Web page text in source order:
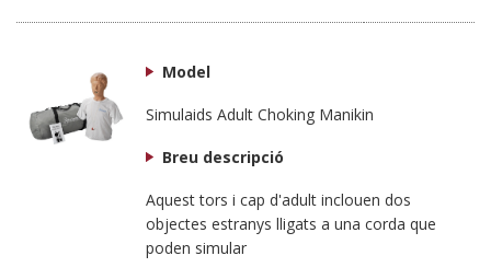
Model
Simulaids Adult Choking Manikin
Breu descripció
Aquest tors i cap d'adult inclouen dos
objectes estranys lligats a una corda que
poden simular